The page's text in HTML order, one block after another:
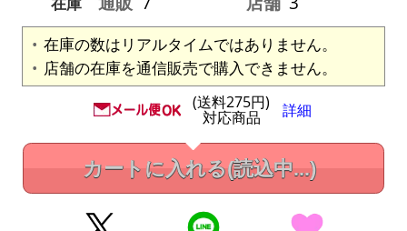
在庫の数はリアルタイムではありません。
店舗の在庫を通信販売で購入できません。
(送料275円)
対応商品 詳細
カートに入れる(読込中...)